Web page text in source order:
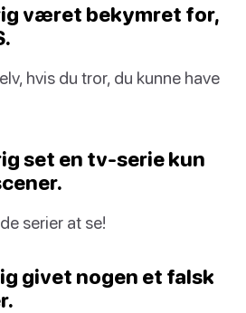
været bekymret for,
hvis du tror, du kunne have
set en tv-serie kun
serier at se!
givet nogen et falsk